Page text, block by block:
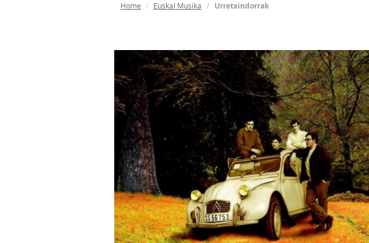
Home Euskal Musika Urretxindorrak